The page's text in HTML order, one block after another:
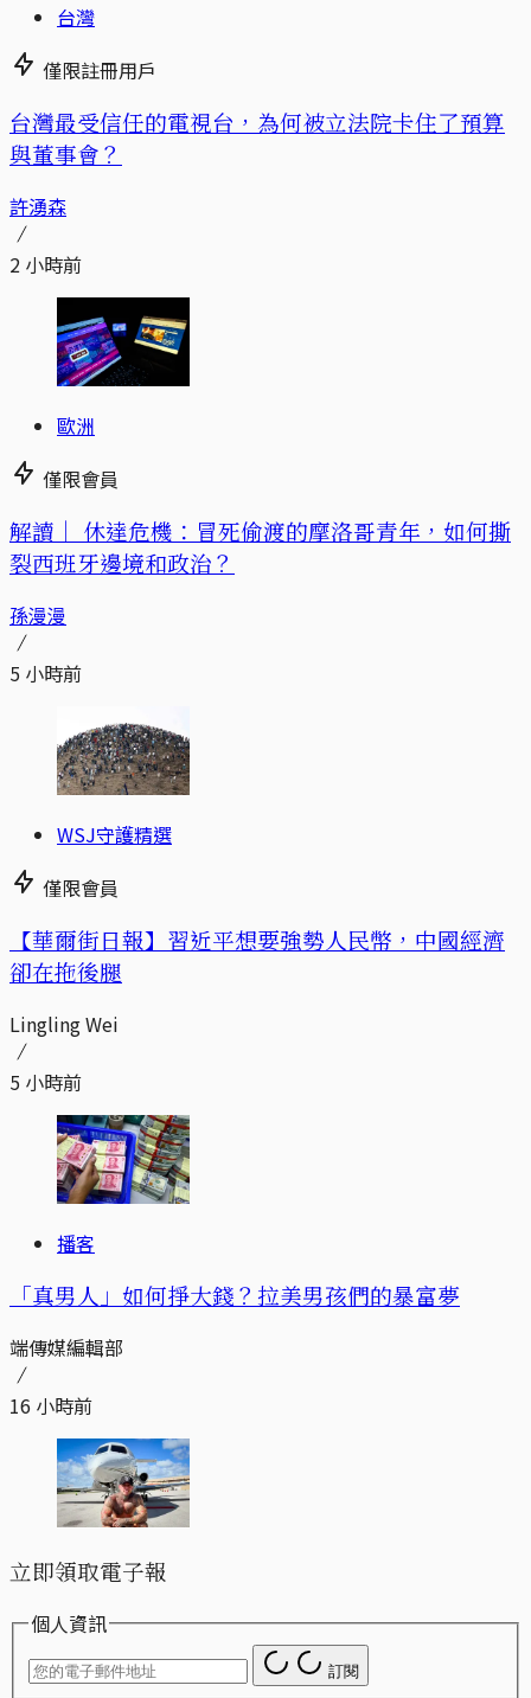
台灣
僅限註冊用戶
台灣最受信任的電視台，為何被立法院卡住了預算
與董事會？
許湧森
2 小時前
歐洲
僅限會員
解讀｜ 休達危機：冒死偷渡的摩洛哥青年，如何撕
裂西班牙邊境和政治？
孫漫漫
5 小時前
WSJ守護精選
僅限會員
【華爾街日報】習近平想要強勢人民幣，中國經濟
卻在拖後腿
Lingling Wei
5 小時前
播客
「真男人」如何掙大錢？拉美男孩們的暴富夢
端傳媒編輯部
16 小時前
立即領取電子報
個人資訊
訂閱